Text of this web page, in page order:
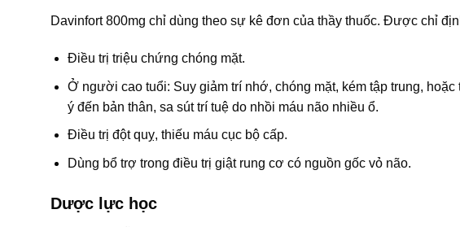
Davinfort 800mg chỉ dùng theo sự kê đơn của thầy thuốc. Được chỉ
Điều trị triệu chứng chóng mặt.
Ở người cao tuổi: Suy giảm trí nhớ, chóng mặt, kém tập trung,
ý đến bản thân, sa sút trí tuệ do nhồi máu não nhiều ổ.
Điều trị đột quỵ, thiếu máu cục bộ cấp.
Dùng bổ trợ trong điều trị giật rung cơ có nguồn gốc vỏ não.
Dược lực học